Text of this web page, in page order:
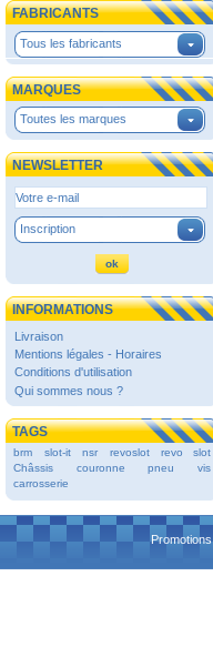
FABRICANTS
Tous les fabricants
MARQUES
Toutes les marques
NEWSLETTER
Inscription
INFORMATIONS
Livraison
Mentions légales - Horaires
Conditions d'utilisation
Qui sommes nous ?
TAGS
brm slot-it nsr revoslot
revo slot
Châssis
couronne pneu
vis
carrosserie
Promotions